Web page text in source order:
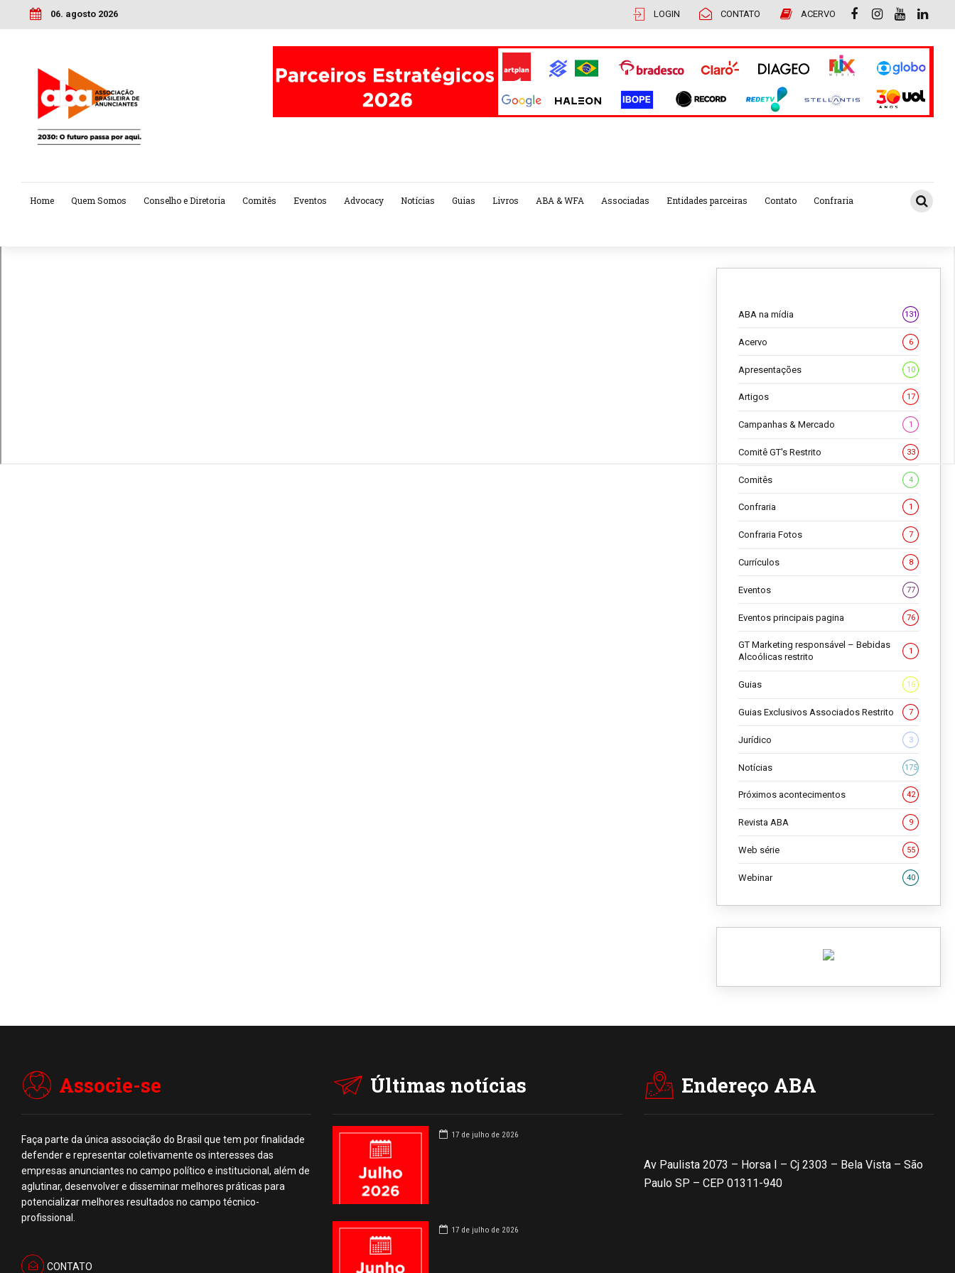
06. agosto 2026 LOGIN CONTATO ACERVO
Home Quem Somos Conselho e Diretoria Comitês Eventos Advocacy Notícias Guias Livros ABA & WFA Associadas Entidades parceiras Contato Confraria
ABA na mídia 131
Acervo 6
Apresentações 10
Artigos 17
Campanhas & Mercado 1
Comitê GT's Restrito 33
Comitês 4
Confraria 1
Confraria Fotos 7
Currículos 8
Eventos 77
Eventos principais pagina 76
GT Marketing responsável – Bebidas
Alcoólicas restrito
1
Guias 16
Guias Exclusivos Associados Restrito 7
Jurídico 3
Notícias 175
Próximos acontecimentos 42
Revista ABA 9
Web série 55
Webinar 40
Associe-se
Faça parte da única associação do Brasil que tem por finalidade
defender e representar coletivamente os interesses das
empresas anunciantes no campo político e institucional, além de
aglutinar, desenvolver e disseminar melhores práticas para
potencializar melhores resultados no campo técnico-
profissional.
CONTATO
Últimas notícias
17 de julho de 2026
17 de julho de 2026
Endereço ABA
Av Paulista 2073 – Horsa I – Cj 2303 – Bela Vista – São
Paulo SP – CEP 01311-940